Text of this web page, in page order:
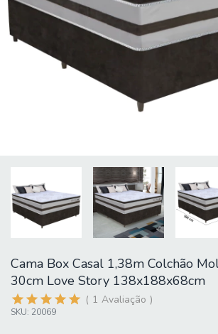
Cama Box Casal 1,38m Colchão
30cm Love Story 138x188x68cm
1 Avaliação
SKU: 20069